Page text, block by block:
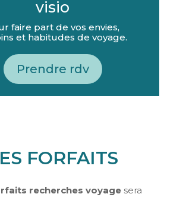
visio
faire part de vos envies,
et habitudes de voyage.
Prendre rdv
FORFAITS
recherches voyage sera